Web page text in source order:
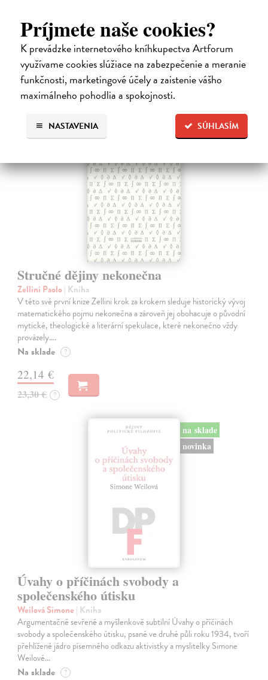
Príjmete naše cookies?
K prevádzke internetového kníhkupectva Artforum
využívame cookies slúžiace na zabezpečenie a meranie
funkčnosti, marketingové účely a zaistenie vášho
maximálneho pohodlia a spokojnosti.
SÚHLASÍM
NASTAVENIA
komentáři Ivo Budila, Jana Kellera a Gertrudy Himmelfalberové.
Od…
Na sklade ?
5,94 €
6,60 € ?
na sklade
Stručné dějiny nekonečna
Zellini Paolo| Kniha
V této své první knize Zellini krok za krokem sleduje historický vývoj
matematického pojmu nekonečna a zároveň jej obohacuje o původní
mytické, theologické a literární spekulace, které nekonečno vždy
provázely.…
Na sklade ?
22,14 €
23,30 € ?
na sklade
novinka
Úvahy o příčinách svobody a
společenského útisku
Weilová Simone | Kniha
Argumentačně sevřené a myšlenkově subtilní Úvahy o příčinách
svobody a společenského útisku, psané ve druhé půli roku 1934, tvoří
přehlížené jádro písemného odkazu aktivistky a myslitelky Simone
Weilové…
Na sklade ?